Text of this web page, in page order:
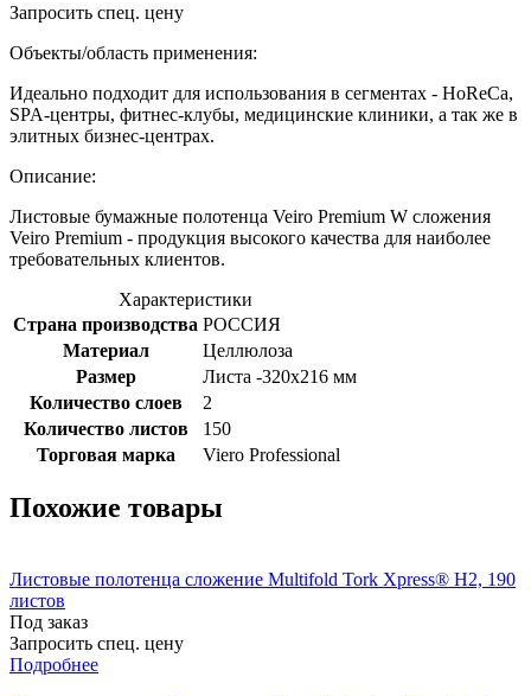
Запросить спец. цену
Объекты/область применения:
Идеально подходит для использования в сегментах - HoReCa,
SPA-центры, фитнес-клубы, медицинские клиники, а так же в
элитных бизнес-центрах.
Описание:
Листовые бумажные полотенца Veiro Premium W сложения
Veiro Premium - продукция высокого качества для наиболее
требовательных клиентов.
Характеристики
Страна производства РОССИЯ
Материал
Целлюлоза
Размер
Листа -320х216 мм
Количество слоев
2
Количество листов
150
Торговая марка
Viero Professional
Похожие товары
Листовые полотенца сложение Multifold Tork Xpress® H2, 190
листов
Под заказ
Запросить спец. цену
Подробнее